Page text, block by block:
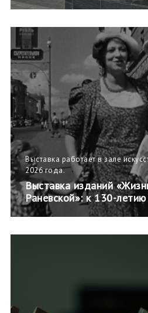
Выставка работает в зале
2026 года.
Выставка изданий
Раневской»: к 130-